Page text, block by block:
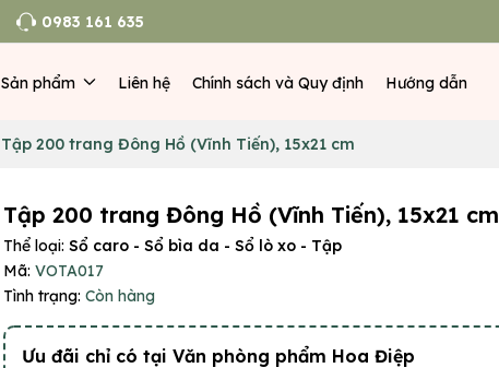
0983 161 635
Sản phẩm Liên hệ Chính sách và Quy định Hướng dẫn
Tập 200 trang Đông Hồ (Vĩnh Tiến), 15x21 cm
Tập 200 trang Đông Hồ (Vĩnh Tiến), 15x21 cm
Thể loại: Sổ caro - Sổ bìa da - Sổ lò xo - Tập
Mã: VOTA017
Tình trạng: Còn hàng
Ưu đãi chỉ có tại Văn phòng phẩm Hoa Điệp